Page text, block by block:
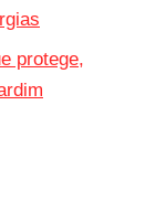
protege,